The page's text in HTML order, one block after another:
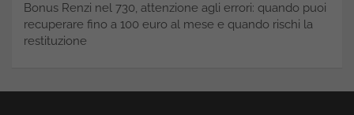
Bonus Renzi nel 730, attenzione agli errori: quando puoi
recuperare fino a 100 euro al mese e quando rischi la
restituzione